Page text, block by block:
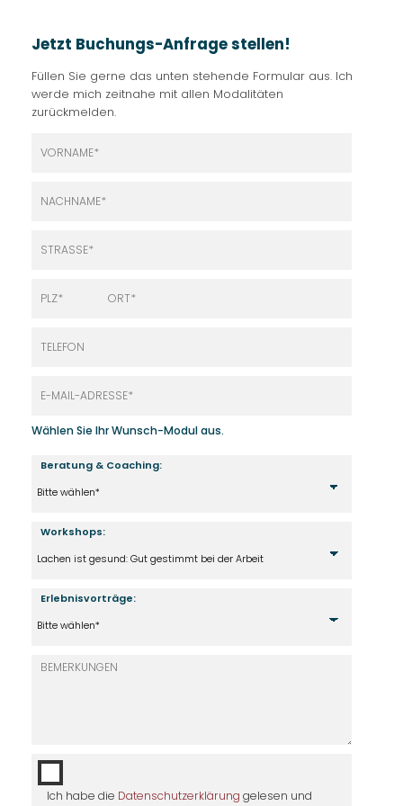
Jetzt Buchungs-Anfrage stellen!
Füllen Sie gerne das unten stehende Formular aus. Ich
werde mich zeitnahe mit allen Modalitäten
zurückmelden.
Wählen Sie Ihr Wunsch-Modul aus.
Beratung & Coaching:
Workshops:
Erlebnisvorträge:
Ich habe die Datenschutzerklärung gelesen und